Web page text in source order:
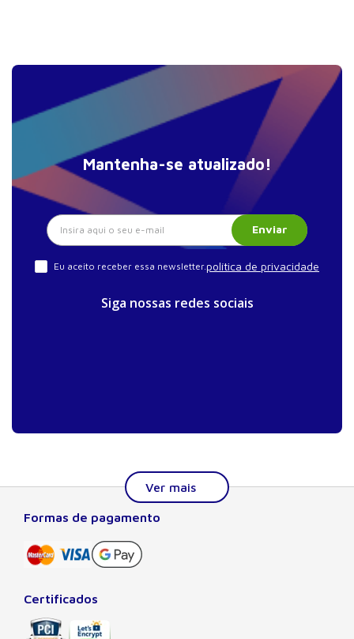
Mantenha-se atualizado!
Enviar
Eu aceito receber essa newsletter. política de privacidade
Siga nossas redes sociais
A Editora Manole é líder em prover conteúdo essencial à
científicas, técnicas e profissionais. Seu catálogo, com
quase dois mil títulos de autores nacionais e estrangeiros,
preza pela excelência gráfica e editorial, buscando oferecer
Formas de pagamento
Certificados